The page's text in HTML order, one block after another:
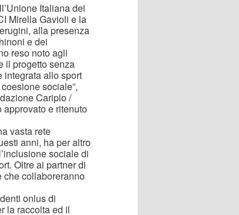
Italiana dei
Mirella Gavioli e la
alla presenza
e dei
reso noto agli
il progetto senza
integrata allo sport
sociale”,
Cariplo /
approvato e ritenuto
vasta rete
anni, ha per altro
sociale di
Oltre ai partner di
che collaboreranno
onlus di
la raccolta ed il